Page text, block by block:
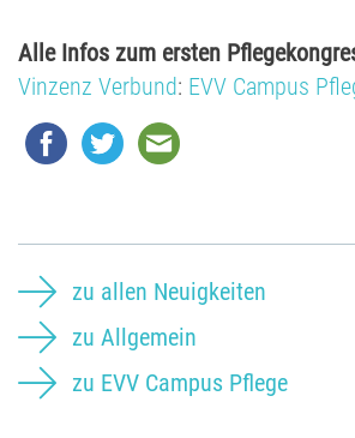
Alle Infos zum ersten
Vinzenz Verbund: EVV Campus
zu allen Neuigkeiten
zu Allgemein
zu EVV Campus Pflege